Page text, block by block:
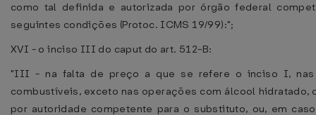
como tal definida e autorizada por órgão federal
seguintes condições (Protoc. ICMS 19/99):";
XVI - o inciso III do caput do art. 512-B:
"III - na falta de preço a que se refere o inciso I, nas
combustíveis, exceto nas operações com álcool
por autoridade competente para o substituto, ou, em